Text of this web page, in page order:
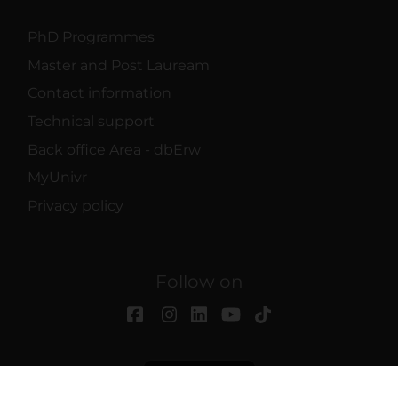
PhD Programmes
Master and Post Lauream
Contact information
Technical support
Back office Area - dbErw
MyUnivr
Privacy policy
Follow on